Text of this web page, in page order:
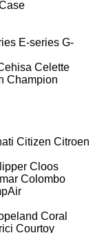
E-series G-
Celette
Champion
Citizen Citroen
Cloos
Colombo
Coral
Courtoy